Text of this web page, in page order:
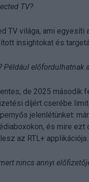
TV?
TV világa, ami
insightokat és
Például előfordulhatnak
de 2025 második
díjért cserébe
jelenlétünket:
és mire
az RTL+ applikációja.
nincs annyi